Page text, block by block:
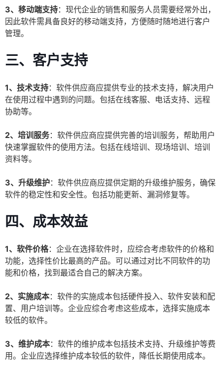
3、移动端支持：现代企业的销售和服务人员需要经常外出，
因此软件需具备良好的移动端支持，方便随时随地进行客户
管理。
三、客户支持
1、技术支持：软件供应商应提供专业的技术支持，解决用户
在使用过程中遇到的问题。包括在线客服、电话支持、远程
协助等。
2、培训服务：软件供应商应提供完善的培训服务，帮助用户
快速掌握软件的使用方法。包括在线培训、现场培训、培训
资料等。
3、升级维护：软件供应商应提供定期的升级维护服务，确保
软件的稳定性和安全性。包括功能更新、漏洞修复等。
四、成本效益
1、软件价格：企业在选择软件时，应综合考虑软件的价格和
功能，选择性价比最高的产品。可以通过对比不同软件的功
能和价格，找到最适合自己的解决方案。
2、实施成本：软件的实施成本包括硬件投入、软件安装和配
置、用户培训等。企业应综合考虑这些成本，选择实施成本
较低的软件。
3、维护成本：软件的维护成本包括技术支持、升级维护等费
用。企业应选择维护成本较低的软件，降低长期使用成本。